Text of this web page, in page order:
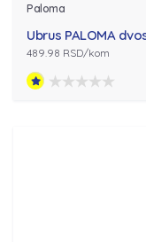
Paloma
Ubrus PALOMA
489.98 RSD/kom